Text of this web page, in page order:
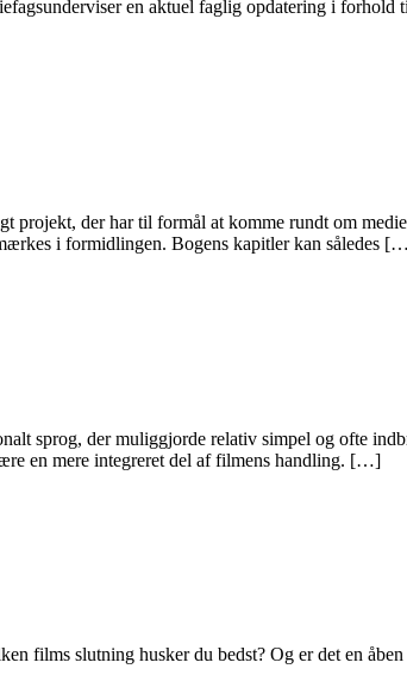
en aktuel faglig opdatering i
projekt, der har til formål at komme rundt om
i formidlingen. Bogens kapitler kan således
sprog, der muliggjorde relativ simpel og ofte
en mere integreret del af filmens handling. […]
films slutning husker du bedst? Og er det en